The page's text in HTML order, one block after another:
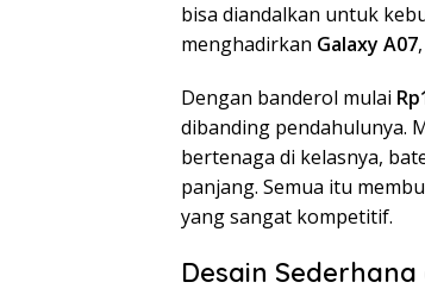
bisa diandalkan untuk
menghadirkan Galaxy A07
Dengan banderol mulai
dibanding pendahulunya.
bertenaga di kelasnya,
panjang. Semua itu
yang sangat kompetitif.
Desain